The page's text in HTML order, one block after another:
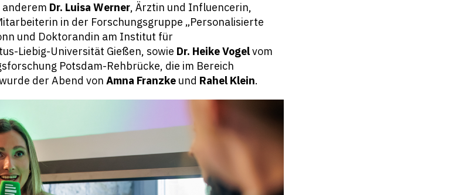
Dr. Luisa Werner, Ärztin und Influencerin,
in der Forschungsgruppe „Personalisierte
und Doktorandin am Institut für
Liebig-Universität Gießen, sowie Dr. Heike Vogelvom
Potsdam-Rehbrücke, die im Bereich
der Abend von Amna Franzke und Rahel Klein.